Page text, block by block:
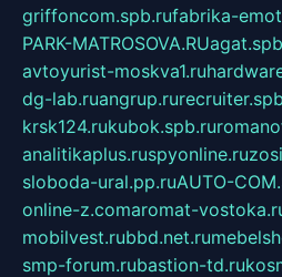
griffoncom.spb.rufabrika-
PARK-MATROSOVA.RU
avtoyurist-moskva1.ru
dg-lab.ruangrup.ru
krsk124.rukubok.spb.ru
analitikaplus.ruspyonline.ru
sloboda-ural.pp.ruAUTO-
online-z.comaromat-
mobilvest.rubbd.net.ru
smp-forum.rubastion-td.ru